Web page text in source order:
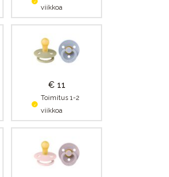
viikkoa
€ 11
Toimitus 1-2
viikkoa